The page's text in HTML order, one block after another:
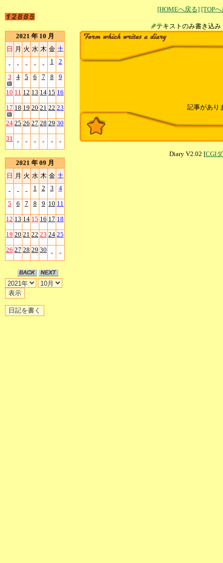
[HOMEへ戻る] [TOP
テキストのみ書
2021 年 10 月
日 月 火 水 木 金 土
- - - - - 1 2
3 4 5 6 7 8 9
10 11 12 13 14 15 16
17 18 19 20 21 22 23
24 25 26 27 28 29 30
31 - - - - - -
2021 年 09 月
日 月 火 水 木 金 土
- - - 1 2 3 4
5 6 7 8 9 10 11
12 13 14 15 16 17 18
19 20 21 22 23 24 25
26 27 28 29 30 - -
記事があり
Diary V2.02 [CGI